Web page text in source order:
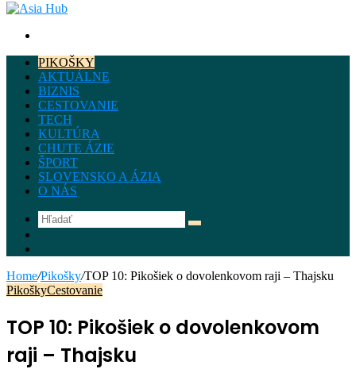
PIKOŠKY
AKTUÁLNE
BIZNIS
CESTOVANIE
TECH
KULTÚRA
CHUTE ÁZIE
ŠPORT
SLOVENSKO A ÁZIA
O NÁS
Hľadať
Home/Pikošky/TOP 10: Pikošiek o dovolenkovom raji – Thajsku
PikoškyCestovanie
TOP 10: Pikošiek o dovolenkovom
raji – Thajsku